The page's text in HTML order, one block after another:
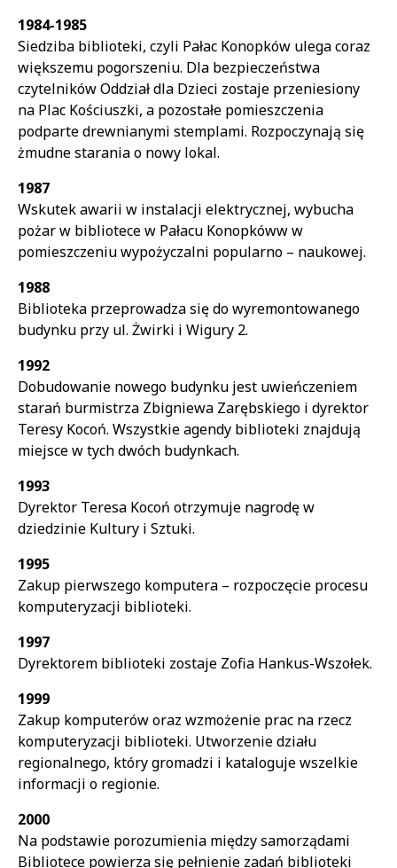
1984-1985
Siedziba biblioteki, czyli Pałac Konopków ulega coraz
większemu pogorszeniu. Dla bezpieczeństwa
czytelników Oddział dla Dzieci zostaje przeniesiony
na Plac Kościuszki, a pozostałe pomieszczenia
podparte drewnianymi stemplami. Rozpoczynają się
żmudne starania o nowy lokal.
1987
Wskutek awarii w instalacji elektrycznej, wybucha
pożar w bibliotece w Pałacu Konopkóww w
pomieszczeniu wypożyczalni popularno – naukowej.
1988
Biblioteka przeprowadza się do wyremontowanego
budynku przy ul. Żwirki i Wigury 2.
1992
Dobudowanie nowego budynku jest uwieńczeniem
starań burmistrza Zbigniewa Zarębskiego i dyrektor
Teresy Kocoń. Wszystkie agendy biblioteki znajdują
miejsce w tych dwóch budynkach.
1993
Dyrektor Teresa Kocoń otrzymuje nagrodę w
dziedzinie Kultury i Sztuki.
1995
Zakup pierwszego komputera – rozpoczęcie procesu
komputeryzacji biblioteki.
1997
Dyrektorem biblioteki zostaje Zofia Hankus-Wszołek.
1999
Zakup komputerów oraz wzmożenie prac na rzecz
komputeryzacji biblioteki. Utworzenie działu
regionalnego, który gromadzi i kataloguje wszelkie
informacji o regionie.
2000
Na podstawie porozumienia między samorządami
Bibliotece powierza się pełnienie zadań biblioteki